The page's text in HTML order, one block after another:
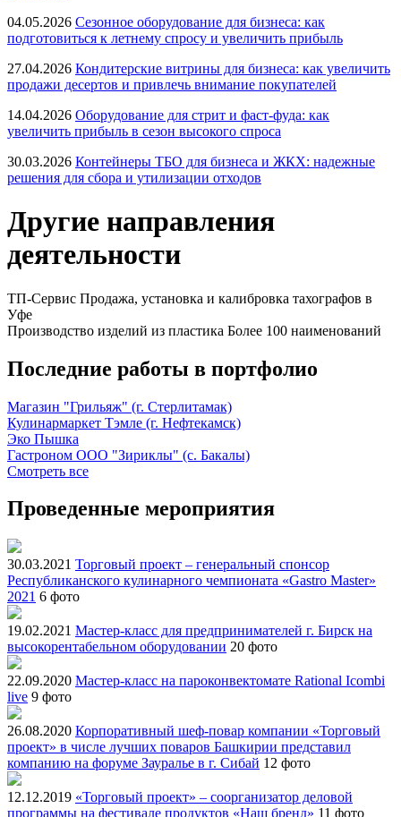
04.05.2026 Сезонное оборудование для бизнеса: как
подготовиться к летнему спросу и увеличить прибыль
27.04.2026 Кондитерские витрины для бизнеса: как увеличить
продажи десертов и привлечь внимание покупателей
14.04.2026 Оборудование для стрит и фаст-фуда: как
увеличить прибыль в сезон высокого спроса
30.03.2026 Контейнеры ТБО для бизнеса и ЖКХ: надежные
решения для сбора и утилизации отходов
Другие направления
деятельности
ТП-Сервис Продажа, установка и калибровка тахографов в
Уфе
Производство изделий из пластика Более 100 наименований
Последние работы в портфолио
Магазин "Грильяж" (г. Стерлитамак)
Кулинармаркет Тэмле (г. Нефтекамск)
Эко Пышка
Гастроном ООО "Зириклы" (с. Бакалы)
Смотреть все
Проведенные мероприятия
30.03.2021 Торговый проект – генеральный спонсор
Республиканского кулинарного чемпионата «Gastro Master»
2021 6 фото
19.02.2021 Мастер-класс для предпринимателей г. Бирск на
высокорентабельном оборудовании 20 фото
22.09.2020 Мастер-класс на пароконвектомате Rational Icombi
live 9 фото
26.08.2020 Корпоративный шеф-повар компании «Торговый
проект» в числе лучших поваров Башкирии представил
компанию на форуме Зауралье в г. Сибай 12 фото
12.12.2019 «Торговый проект» – соорганизатор деловой
программы на фестивале продуктов «Наш бренд» 11 фото